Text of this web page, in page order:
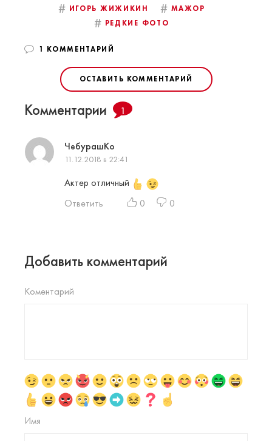
# ИГОРЬ ЖИЖИКИН # МАЖОР
# РЕДКИЕ ФОТО
1 КОММЕНТАРИЙ
ОСТАВИТЬ КОММЕНТАРИЙ
Комментарии 1
ЧебурашКо
11.12.2018 в 22:41
Актер отличный
Ответить
0 0
Добавить комментарий
Коментарий
Имя